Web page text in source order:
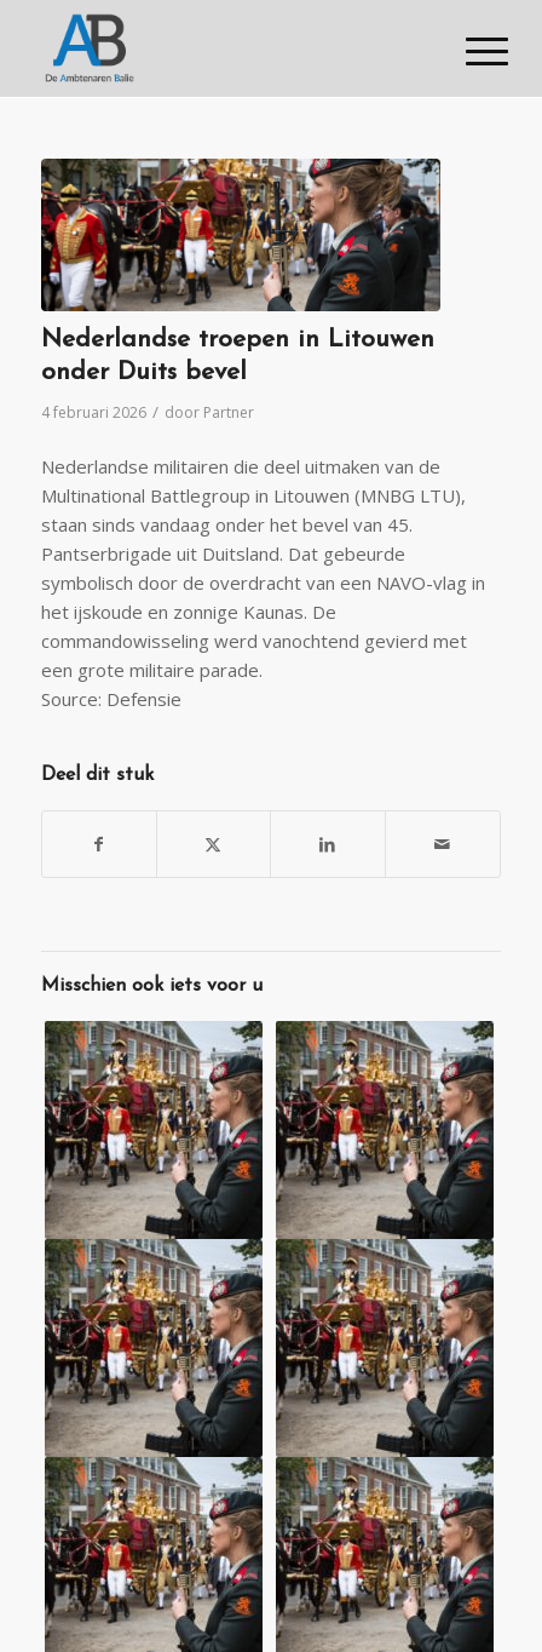
Nederlandse troepen in Litouwen
onder Duits bevel
4 februari 2026 / door Partner
Nederlandse militairen die deel uitmaken van de
Multinational Battlegroup in Litouwen (MNBG LTU),
staan sinds vandaag onder het bevel van 45.
Pantserbrigade uit Duitsland. Dat gebeurde
symbolisch door de overdracht van een NAVO-vlag in
het ijskoude en zonnige Kaunas. De
commandowisseling werd vanochtend gevierd met
een grote militaire parade.
Source: Defensie
Deel dit stuk
Misschien ook iets voor u